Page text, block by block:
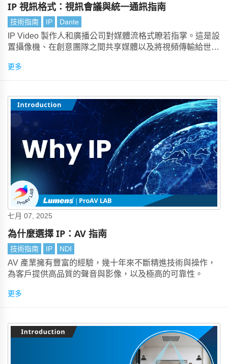
IP 視訊格式：視訊會議與統一通訊指南
技術指南 IP Dante
IP Video 製作人和廣播公司對媒體流格式瞭若指掌。這是設
置攝像機、在創意團隊之間共享媒體以及將視頻傳輸給世界
AV 團隊呢？
更多
七月 07, 2025
為什麼選擇 IP：AV 指南
技術指南 IP NDI
AV 產業擁有豐富的經驗，幾十年來不斷精進技術與操作，
為客戶提供高品質的聲音與影像，以及極高的可靠性。
更多